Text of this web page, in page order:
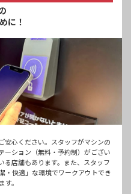
に！
安心ください。スタッフがマシンの
ーション（無料・予約制）がござい
る店舗もあります。また、スタッフ
・快適」な環境でワークアウトでき
。